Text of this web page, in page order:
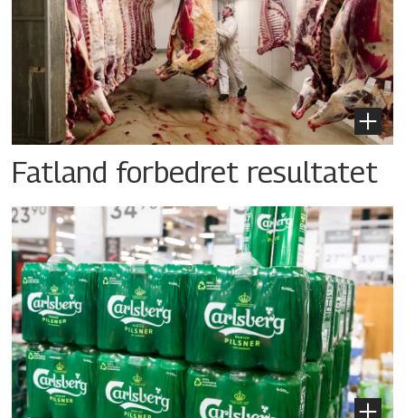
Fatland forbedret resultatet